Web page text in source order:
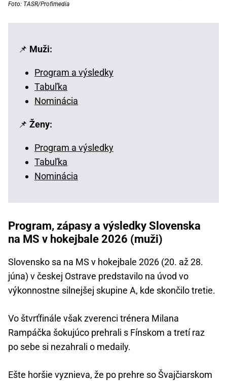
Foto: TASR/Profimedia
📌 Muži:
Program a výsledky
Tabuľka
Nominácia
📌 Ženy:
Program a výsledky
Tabuľka
Nominácia
Program, zápasy a výsledky Slovenska
na MS v hokejbale 2026 (muži)
Slovensko sa na MS v hokejbale 2026 (20. až 28.
júna) v českej Ostrave predstavilo na úvod vo
výkonnostne silnejšej skupine A, kde skončilo tretie.
Vo štvrťfinále však zverenci trénera Milana
Rampáčka šokujúco prehrali s Fínskom a tretí raz
po sebe si nezahrali o medaily.
Ešte horšie vyznieva, že po prehre so Švajčiarskom